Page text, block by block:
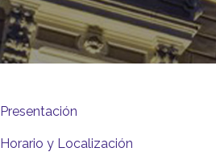
Presentación
Horario y Localización